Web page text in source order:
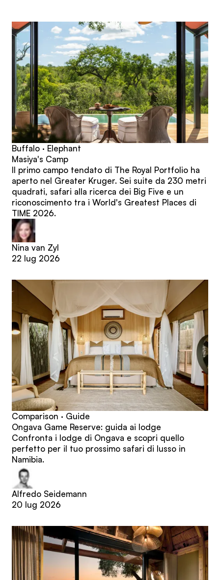
articoli
Buffalo · Elephant
Masiya's Camp
Il primo campo tendato di The Royal Portfolio ha
aperto nel Greater Kruger. Sei suite da 230 metri
quadrati, safari alla ricerca dei Big Five e un
riconoscimento tra i World's Greatest Places di
TIME 2026.
Nina van Zyl
22 lug 2026
Comparison · Guide
Ongava Game Reserve: guida ai lodge
Confronta i lodge di Ongava e scopri quello
perfetto per il tuo prossimo safari di lusso in
Namibia.
Alfredo Seidemann
20 lug 2026